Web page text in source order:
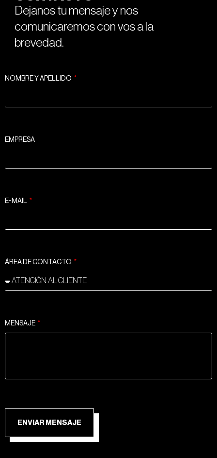
Dejanos tu mensaje y nos
comunicaremos con vos a la
brevedad.
NOMBRE Y APELLIDO
EMPRESA
E-MAIL
ÁREA DE CONTACTO
MENSAJE
ENVIAR MENSAJE